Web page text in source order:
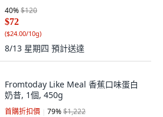
40%$120
$72
($24.00/10g)
8/13 星期四 預計送達
Fromtoday Like Meal 香蕉口味蛋白
奶昔, 1個, 450g
首購折扣價 79%$1,222